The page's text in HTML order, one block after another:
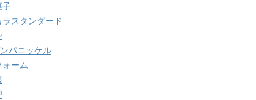
子
ラスタンダード
パニッケル
ォーム